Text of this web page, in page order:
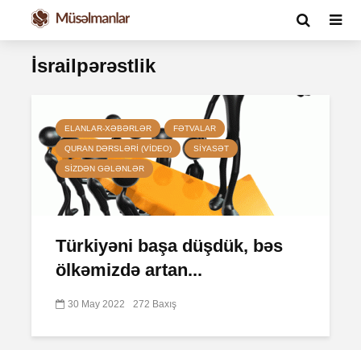
İsrailpərəstlik
ELANLAR-XƏBƏRLƏR FƏTVALAR
QURAN DƏRSLƏRI (VIDEO) SIYASƏT
SIZDƏN GƏLƏNLƏR
Türkiyəni başa düşdük, bəs
ölkəmizdə artan...
30 May 2022 272 Baxış